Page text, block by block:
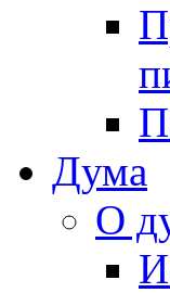
Дума
О